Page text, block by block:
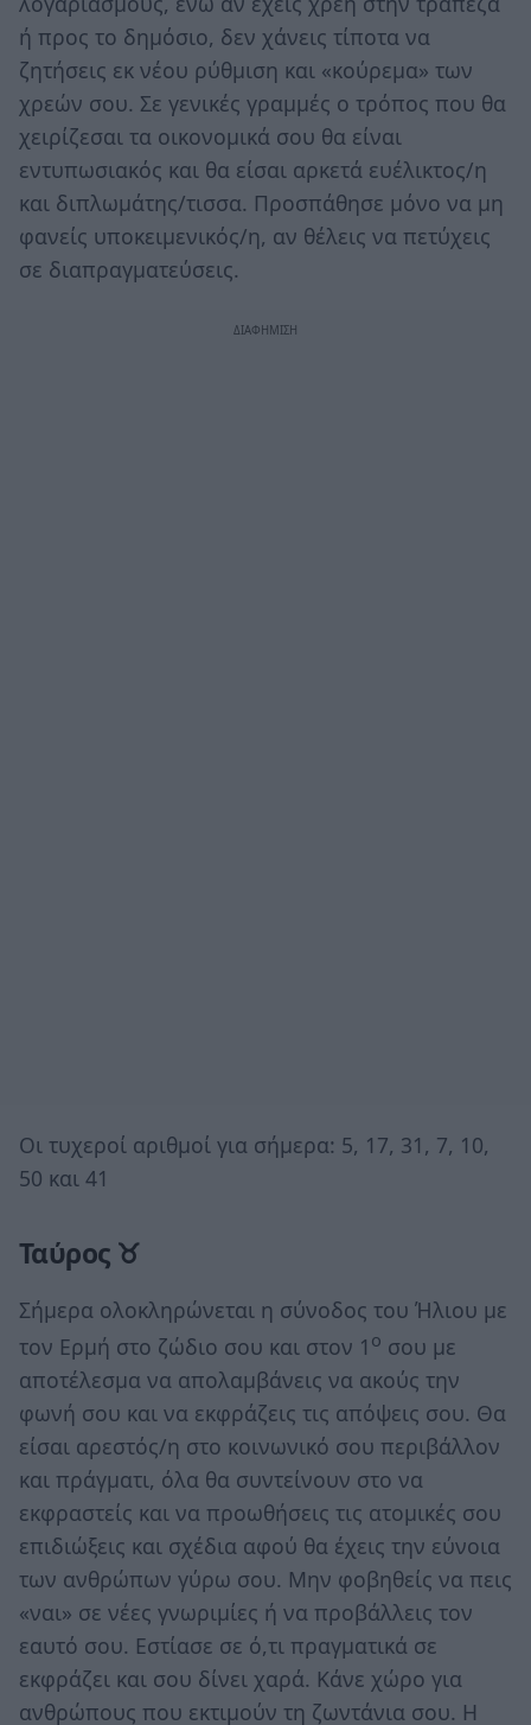
ή προς το δημόσιο, δεν χάνεις τίποτα να
ζητήσεις εκ νέου ρύθμιση και «κούρεμα» των
χρεών σου. Σε γενικές γραμμές ο τρόπος που θα
χειρίζεσαι τα οικονομικά σου θα είναι
εντυπωσιακός και θα είσαι αρκετά ευέλικτος/η
και διπλωμάτης/τισσα. Προσπάθησε μόνο να μη
φανείς υποκειμενικός/η, αν θέλεις να πετύχεις
σε διαπραγματεύσεις.
Οι τυχεροί αριθμοί για σήμερα: 5, 17, 31, 7, 10,
50 και 41
Ταύρος ♉
Σήμερα ολοκληρώνεται η σύνοδος του Ήλιου με
τον Ερμή στο ζώδιο σου και στον 1 ο σου με
αποτέλεσμα να απολαμβάνεις να ακούς την
φωνή σου και να εκφράζεις τις απόψεις σου. Θα
είσαι αρεστός/η στο κοινωνικό σου περιβάλλον
και πράγματι, όλα θα συντείνουν στο να
εκφραστείς και να προωθήσεις τις ατομικές σου
επιδιώξεις και σχέδια αφού θα έχεις την εύνοια
των ανθρώπων γύρω σου. Μην φοβηθείς να πεις
«ναι» σε νέες γνωριμίες ή να προβάλλεις τον
εαυτό σου. Εστίασε σε ό,τι πραγματικά σε
εκφράζει και σου δίνει χαρά. Κάνε χώρο για
ανθρώπους που εκτιμούν τη ζωντάνια σου. Η